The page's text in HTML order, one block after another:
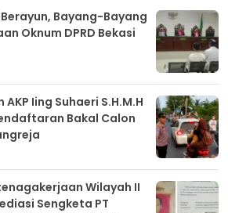
Bayang-Bayang
Oknum DPRD Bekasi
Iing Suhaeri S.H.M.H
Bakal Calon
Wilayah II
Sengketa PT